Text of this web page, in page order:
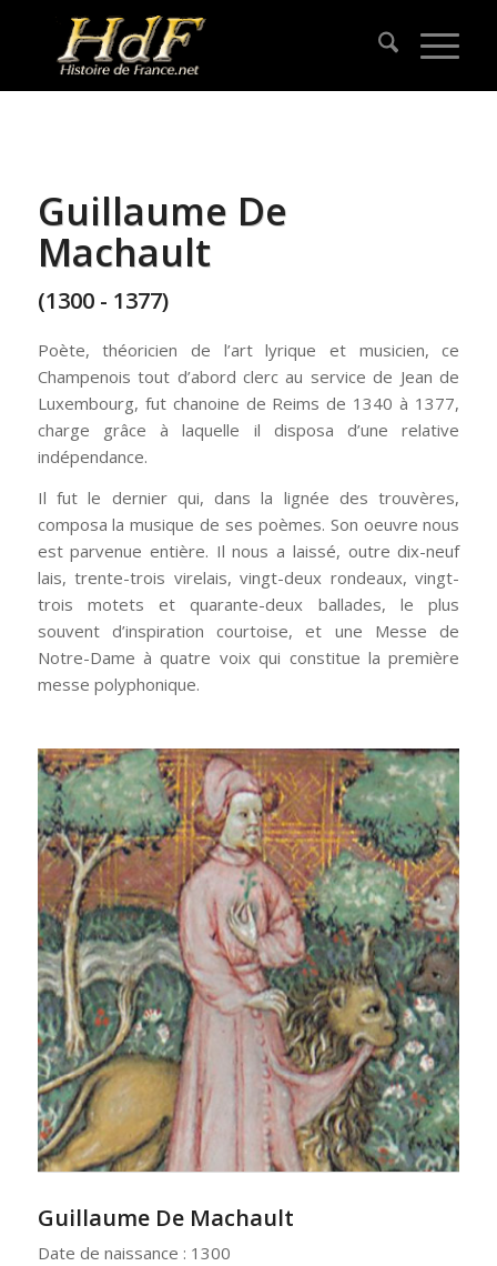
Guillaume De
Machault
(1300 - 1377)
Poète, théoricien de l’art lyrique et musicien, ce
Champenois tout d’abord clerc au service de Jean de
Luxembourg, fut chanoine de Reims de 1340 à 1377,
charge grâce à laquelle il disposa d’une relative
indépendance.
Il fut le dernier qui, dans la lignée des trouvères,
composa la musique de ses poèmes. Son oeuvre nous
est parvenue entière. Il nous a laissé, outre dix-neuf
lais, trente-trois virelais, vingt-deux rondeaux, vingt-
trois motets et quarante-deux ballades, le plus
souvent d’inspiration courtoise, et une Messe de
Notre-Dame à quatre voix qui constitue la première
messe polyphonique.
Guillaume De Machault
Date de naissance : 1300